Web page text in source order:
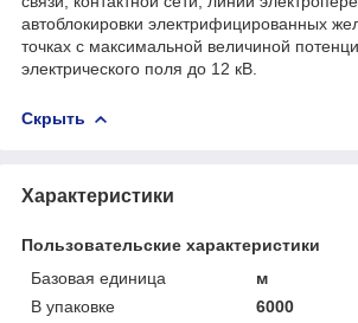
автоблокировки электрифицированных
точках с максимальной величиной
электрического поля до 12 кВ.
Скрыть
Характеристики
Пользовательские характеристики
Базовая единица
м
В упаковке
6000